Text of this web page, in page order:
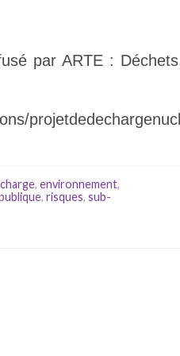
par ARTE :
, environnement,
, risques, sub-